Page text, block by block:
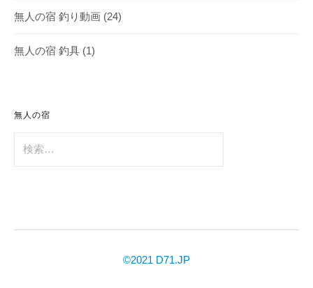
無人の宿 釣り動画 (24)
無人の宿 釣具 (1)
無人の宿
索:
©2021 D71.JP